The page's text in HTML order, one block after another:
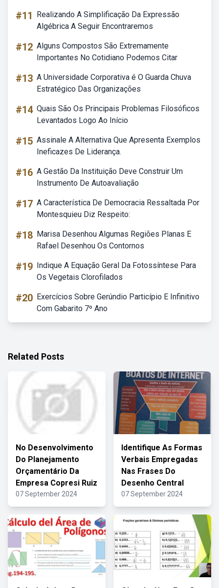
#11
Realizando A Simplificação Da Expressão
Algébrica A Seguir Encontraremos
#12 Alguns Compostos São Extremamente
Importantes No Cotidiano Podemos Citar
#13 A Universidade Corporativa é O Guarda Chuva
Estratégico Das Organizações
#14 Quais São Os Principais Problemas Filosóficos
Levantados Logo Ao Início
#15 Assinale A Alternativa Que Apresenta Exemplos
Ineficazes De Liderança.
#16 A Gestão Da Instituição Deve Construir Um
Instrumento De Autoavaliação
#17 A Característica De Democracia Ressaltada Por
Montesquieu Diz Respeito:
#18 Marisa Desenhou Algumas Regiões Planas E
Rafael Desenhou Os Contornos
#19 Indique A Equação Geral Da Fotossíntese Para
Os Vegetais Clorofilados
#20 Exercícios Sobre Gerúndio Particípio E Infinitivo
Com Gabarito 7º Ano
Related Posts
No Desenvolvimento
Do Planejamento
Orçamentário Da
Empresa Copresi Ruiz
07 September 2024
Identifique As Formas
Verbais Empregadas
Nas Frases Do
Desenho Central
07 September 2024